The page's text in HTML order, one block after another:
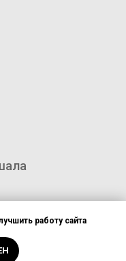
работу сайта